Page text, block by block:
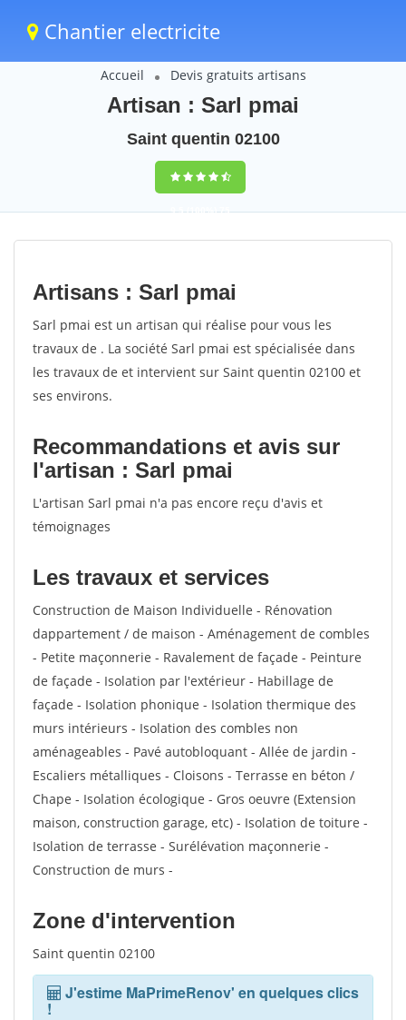
Chantier electricite
Accueil Devis gratuits artisans
Artisan : Sarl pmai
Saint quentin 02100
9,5(100%)75
votes
Artisans : Sarl pmai
Sarl pmai est un artisan qui réalise pour vous les
travaux de . La société Sarl pmai est spécialisée dans
les travaux de et intervient sur Saint quentin 02100 et
ses environs.
Recommandations et avis sur
l'artisan : Sarl pmai
L'artisan Sarl pmai n'a pas encore reçu d'avis et
témoignages
Les travaux et services
Construction de Maison Individuelle - Rénovation
dappartement / de maison - Aménagement de combles
- Petite maçonnerie - Ravalement de façade - Peinture
de façade - Isolation par l'extérieur - Habillage de
façade - Isolation phonique - Isolation thermique des
murs intérieurs - Isolation des combles non
aménageables - Pavé autobloquant - Allée de jardin -
Escaliers métalliques - Cloisons - Terrasse en béton /
Chape - Isolation écologique - Gros oeuvre (Extension
maison, construction garage, etc) - Isolation de toiture -
Isolation de terrasse - Surélévation maçonnerie -
Construction de murs -
Zone d'intervention
Saint quentin 02100